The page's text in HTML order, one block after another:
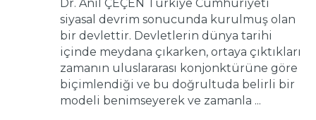
Dr. Anıl ÇEÇEN Türkiye Cumhuriyeti
siyasal devrim sonucunda kurulmuş olan
bir devlettir. Devletlerin dünya tarihi
içinde meydana çıkarken, ortaya çıktıkları
zamanın uluslararası konjonktürüne göre
biçimlendiği ve bu doğrultuda belirli bir
modeli benimseyerek ve zamanla ...